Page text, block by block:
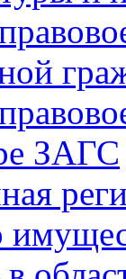
ЗАГС